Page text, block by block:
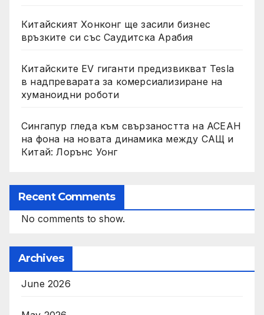
Китайският Хонконг ще засили бизнес
връзките си със Саудитска Арабия
Китайските EV гиганти предизвикват Tesla
в надпреварата за комерсиализиране на
хуманоидни роботи
Сингапур гледа към свързаността на АСЕАН
на фона на новата динамика между САЩ и
Китай: Лорънс Уонг
Recent Comments
No comments to show.
Archives
June 2026